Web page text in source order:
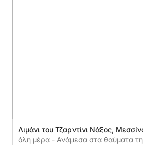
Λιμάνι του Τζαρντίνι Νάξος,
όλη μέρα - Ανάμεσα στα θαύματα